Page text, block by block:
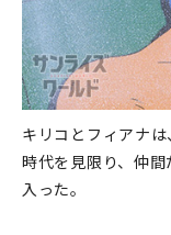
キリコとフィアナ
時代を見限り、仲
入った。